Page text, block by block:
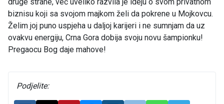
druge strane, već uveliko razvila je ideju o svom privatnom
biznisu koji sa svojom majkom želi da pokrene u Mojkovcu.
Želim joj puno uspjeha u daljoj karijeri i ne sumnjam da uz
ovakvu energiju, Crna Gora dobija svoju novu šampionku!
Pregaocu Bog daje mahove!
Podjelite: